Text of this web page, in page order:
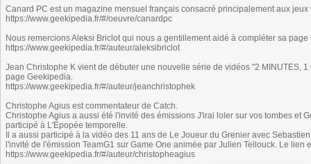
Canard PC est un magazine mensuel français consacré principalement aux jeux
https://www.geekipedia.fr/#/oeuvre/canardpc
Nous remercions Aleksi Briclot qui nous a gentillement aidé à compléter sa
https://www.geekipedia.fr/#/auteur/aleksibriclot
Jean Christophe K vient de débuter une nouvelle série de vidéos "2 MINUTES,
page Geekipedia.
https://www.geekipedia.fr/#/auteur/jeanchristophek
Christophe Agius est commentateur de Catch.
Christophe Agius a aussi été l'invité des émissions J'irai loler sur vos tombes et
participé à L'Épopée temporelle.
Il a aussi participé à la vidéo des 11 ans de Le Joueur du Grenier avec
l'invité de l'émission TeamG1 sur Game One animée par Julien Tellouck. Le lien
https://www.geekipedia.fr/#/auteur/christopheagius